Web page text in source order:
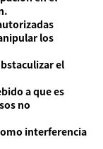
los
el
a que es
no
interferencia